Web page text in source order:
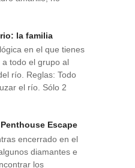
la familia
en el que tienes
a todo el grupo al
río. Reglas: Todo
el río. Sólo 2
Escape
encerrado en el
diamantes e
los